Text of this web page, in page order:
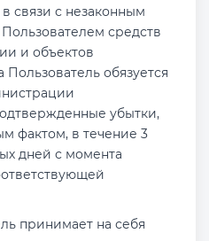
связи с незаконным
средств
и объектов
Пользователь обязуется
убытки,
фактом, в течение 3
дней с момента
принимает на себя